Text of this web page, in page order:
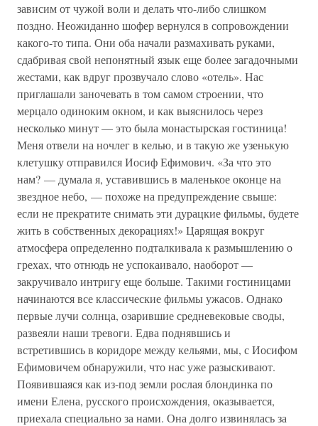
зависим от чужой воли и делать что-либо слишком
поздно. Неожиданно шофер вернулся в сопровождении
какого-то типа. Они оба начали размахивать руками,
сдабривая свой непонятный язык еще более загадочными
жестами, как вдруг прозвучало слово «отель». Нас
приглашали заночевать в том самом строении, что
мерцало одиноким окном, и как выяснилось через
несколько минут — это была монастырская гостиница!
Меня отвели на ночлег в келью, и в такую же узенькую
клетушку отправился Иосиф Ефимович. «За что это
нам? — думала я, уставившись в маленькое оконце на
звездное небо, — похоже на предупреждение свыше:
если не прекратите снимать эти дурацкие фильмы, будете
жить в собственных декорациях!» Царящая вокруг
атмосфера определенно подталкивала к размышлению о
грехах, что отнюдь не успокаивало, наоборот —
закручивало интригу еще больше. Такими гостиницами
начинаются все классические фильмы ужасов. Однако
первые лучи солнца, озарившие средневековые своды,
развеяли наши тревоги. Едва поднявшись и
встретившись в коридоре между кельями, мы, с Иосифом
Ефимовичем обнаружили, что нас уже разыскивают.
Появившаяся как из-под земли рослая блондинка по
имени Елена, русского происхождения, оказывается,
приехала специально за нами. Она долго извинялась за